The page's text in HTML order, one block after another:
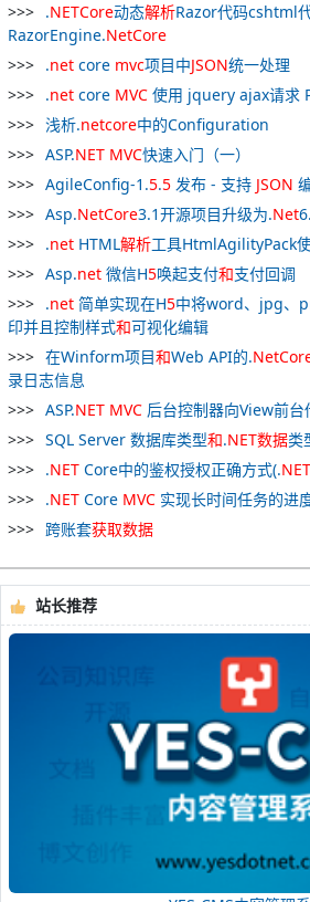
.NETCore动态解析Razor代码cshtml
RazorEngine.NetCore
.net core mvc项目中JSON统一处理
.net core MVC 使用 jquery ajax请求
浅析.netcore中的Configuration
ASP.NET MVC快速入门（一）
AgileConfig-1.5.5 发布 - 支持 JSON
Asp.NetCore3.1开源项目升级为.Net
.net HTML解析工具HtmlAgilityPack
Asp.net 微信H5唤起支付和支付回调
.net 简单实现在H5中将word、jpg、
印并且控制样式和可视化编辑
在Winform项目和Web API的.
录日志信息
ASP.NET MVC 后台控制器向View前台
SQL Server 数据库类型和.NET数据类
.NET Core中的鉴权授权正确方式(.NET
.NET Core MVC 实现长时间任务的进
跨账套获取数据
站长推荐